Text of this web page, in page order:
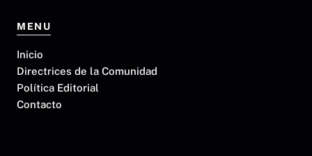
MENU
Inicio
Directrices de la Comunidad
Política Editorial
Contacto